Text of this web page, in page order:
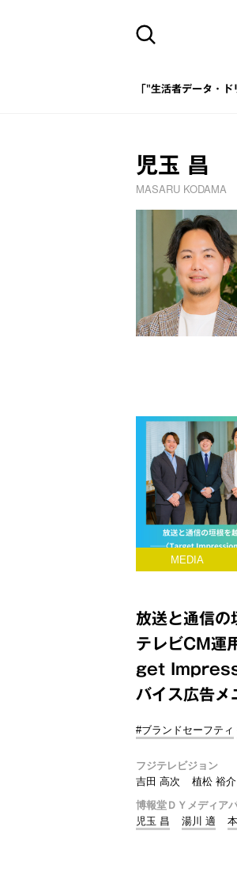
「"生活者データ・
児玉 昌
MASARU KODAMA
MEDIA
放送と通信の
テレビCM
get
バイス広告メ
#ブランドセーフティ
フジテレビジョン
吉田 高次
植松 裕介
博報堂ＤＹメディア
児玉 昌
湯川 適